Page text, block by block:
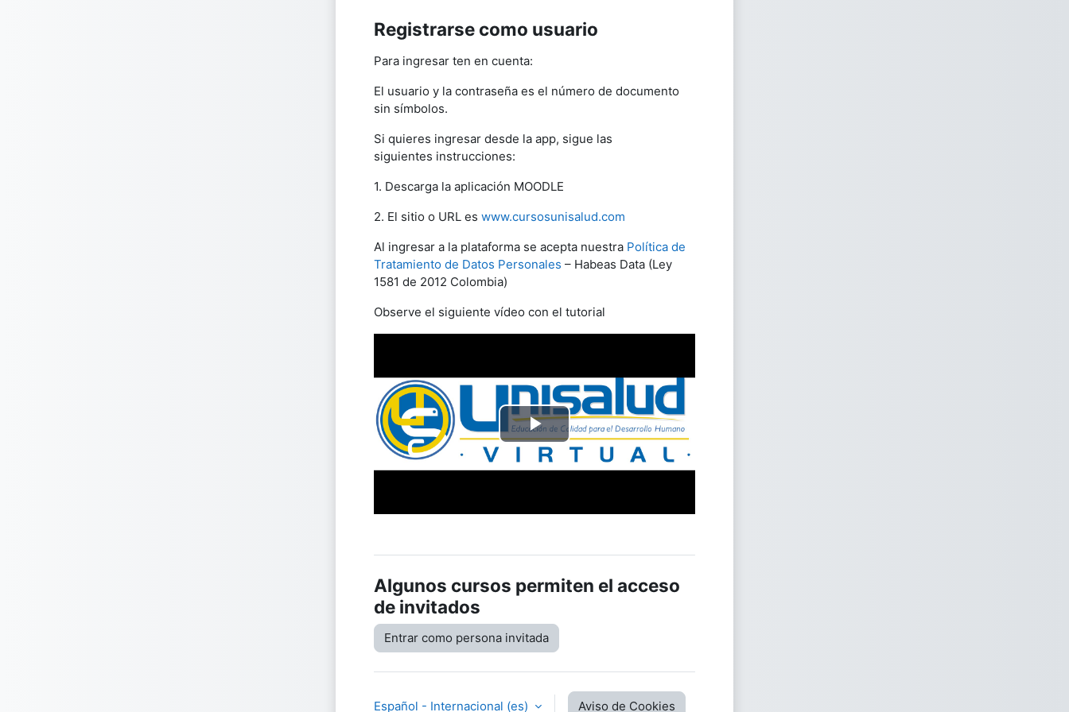
Registrarse como usuario
Para ingresar ten en cuenta:
El usuario y la contraseña es el número de documento
sin símbolos.
Si quieres ingresar desde la app, sigue las
siguientes instrucciones:
1. Descarga la aplicación MOODLE
2. El sitio o URL es www.cursosunisalud.com
Al ingresar a la plataforma se acepta nuestra Política de
Tratamiento de Datos Personales – Habeas Data (Ley
1581 de 2012 Colombia)
Observe el siguiente vídeo con el tutorial
Reproducir
Vídeo
Algunos cursos permiten el acceso
de invitados
Entrar como persona invitada
Español - Internacional ‎(es)‎ Aviso de Cookies